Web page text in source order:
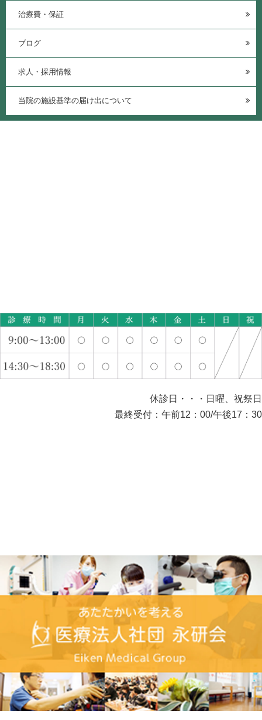
治療費・保証
ブログ
求人・採用情報
当院の施設基準の届け出について
休診日・・・日曜、祝祭日
最終受付：午前12：00/午後17：30